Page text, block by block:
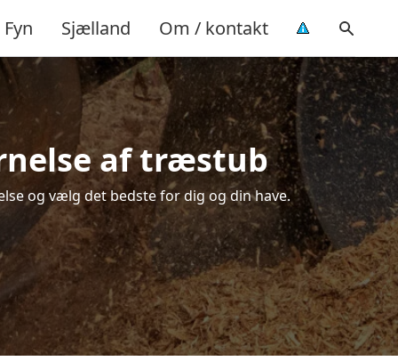
Fyn Sjælland Om / kontakt
af træstub
og vælg det bedste for dig og din have.